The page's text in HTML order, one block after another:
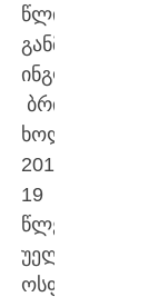
წლის
განმავლობაში
ინგლისურ
ბრისტოლში,
ხოლო
2018-
19
წლებში
უელსურ
ოსფრიზში